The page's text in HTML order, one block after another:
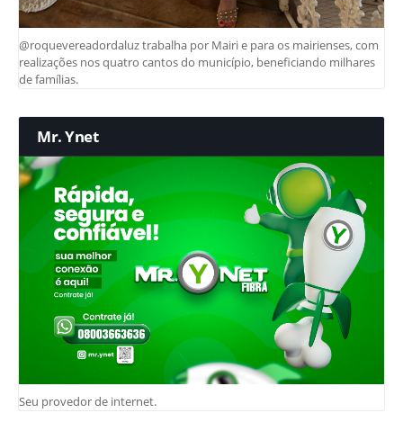
@roquevereadordaluz trabalha por Mairi e para os mairienses, com
realizações nos quatro cantos do município, beneficiando milhares
de famílias.
Mr. Ynet
Seu provedor de internet.